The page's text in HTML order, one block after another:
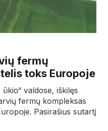
fermų
toks Europoje
valdose, iškilęs
fermų kompleksas
Pasirašius sutartį